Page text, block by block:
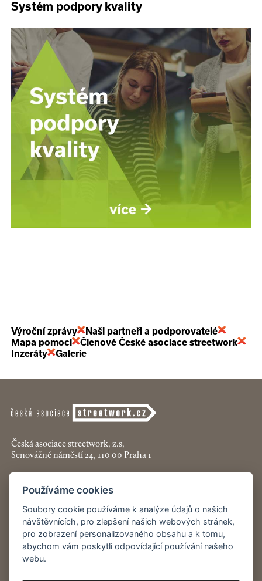
Systém podpory kvality
Výroční zprávy
Naši partneři a podporovatelé
Mapa pomoci
Členové České asociace streetwork
Inzeráty
Galerie
Česká asociace streetwork, z.s,
Senovážné náměstí 24, 110 00 Praha 1
+420 774 913 777
asociace@streetwork.cz
Nastavení cookies
Restartshop.cz
Pracenaulici.cz
Používáme cookies
Soubory cookie používáme k analýze údajů o našich
návštěvnících, pro zlepšení našich webových stránek,
pro zobrazení personalizovaného obsahu a k tomu,
abychom vám poskytli odpovídající používání našeho
webu.